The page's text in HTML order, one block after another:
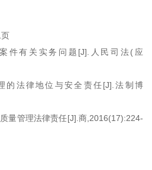
件有关实务问题[J].人民司法(应
的法律地位与安全责任[J].法制博
量管理法律责任[J].商,2016(17):224-